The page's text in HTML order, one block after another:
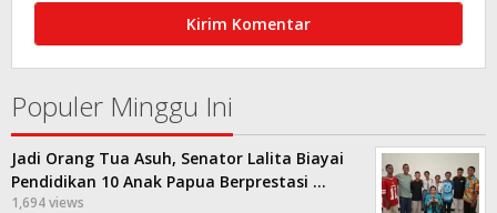
Populer Minggu Ini
Jadi Orang Tua Asuh, Senator Lalita Biayai
Pendidikan 10 Anak Papua Berprestasi …
1,694 views